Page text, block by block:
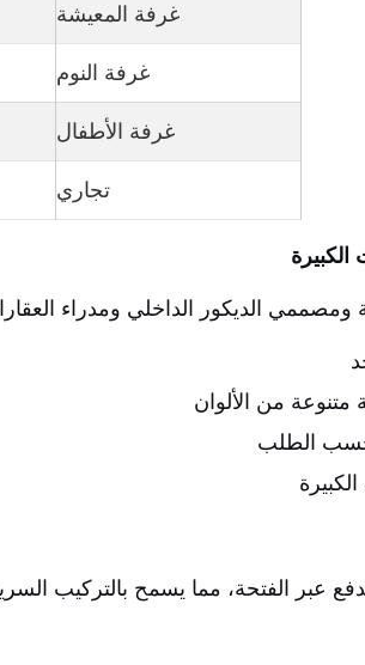
غرفة المعيشة
غرفة النوم
غرفة الأطفال
تجاري
الكبيرة
ومصممي الديكور الداخلي ومدراء
من الألوان
حسب الطلب
عبر الفتحة، مما يسمح بالتركيب